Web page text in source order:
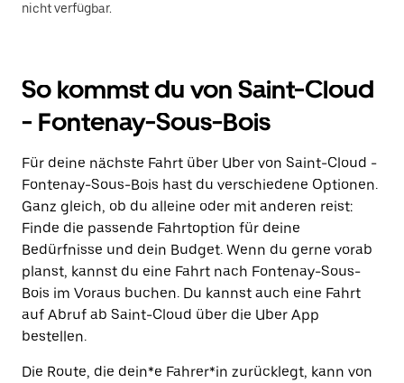
nicht verfügbar.
So kommst du von Saint-Cloud
- Fontenay-Sous-Bois
Für deine nächste Fahrt über Uber von Saint-Cloud -
Fontenay-Sous-Bois hast du verschiedene Optionen.
Ganz gleich, ob du alleine oder mit anderen reist:
Finde die passende Fahrtoption für deine
Bedürfnisse und dein Budget. Wenn du gerne vorab
planst, kannst du eine Fahrt nach Fontenay-Sous-
Bois im Voraus buchen. Du kannst auch eine Fahrt
auf Abruf ab Saint-Cloud über die Uber App
bestellen.
Die Route, die dein*e Fahrer*in zurücklegt, kann von